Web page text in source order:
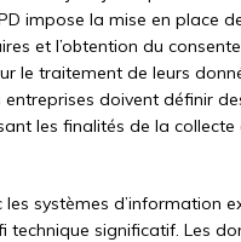
impose la mise en place
et l’obtention du
le traitement de leurs
entreprises doivent définir
les finalités de la
les systèmes d’information
technique significatif. Les